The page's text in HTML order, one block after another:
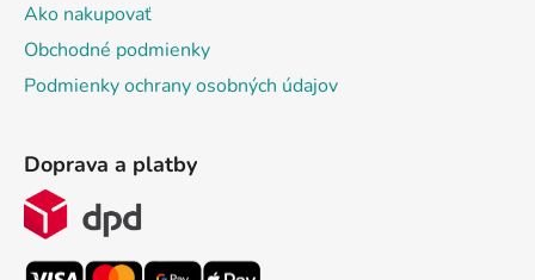
Ako nakupovať
Obchodné podmienky
Podmienky ochrany osobných údajov
Doprava a platby